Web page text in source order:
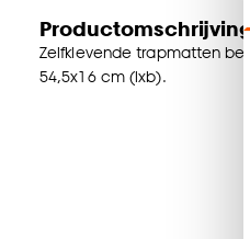
Zelfklevende trapmatten
54,5x16 cm (lxb).